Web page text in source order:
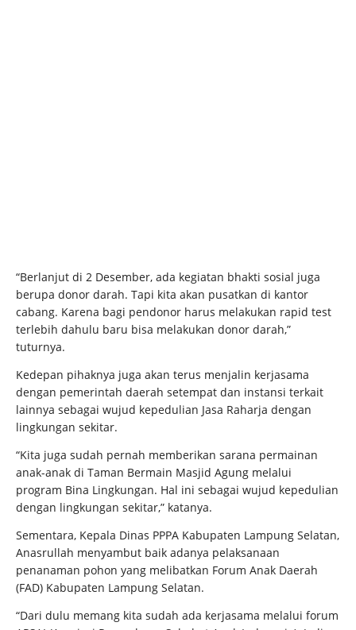
“Berlanjut di 2 Desember, ada kegiatan bhakti sosial juga
berupa donor darah. Tapi kita akan pusatkan di kantor
cabang. Karena bagi pendonor harus melakukan rapid test
terlebih dahulu baru bisa melakukan donor darah,”
tuturnya.
Kedepan pihaknya juga akan terus menjalin kerjasama
dengan pemerintah daerah setempat dan instansi terkait
lainnya sebagai wujud kepedulian Jasa Raharja dengan
lingkungan sekitar.
“Kita juga sudah pernah memberikan sarana permainan
anak-anak di Taman Bermain Masjid Agung melalui
program Bina Lingkungan. Hal ini sebagai wujud kepedulian
dengan lingkungan sekitar,” katanya.
Sementara, Kepala Dinas PPPA Kabupaten Lampung Selatan,
Anasrullah menyambut baik adanya pelaksanaan
penanaman pohon yang melibatkan Forum Anak Daerah
(FAD) Kabupaten Lampung Selatan.
“Dari dulu memang kita sudah ada kerjasama melalui forum